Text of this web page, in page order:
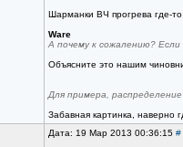
Шарманки ВЧ прогрева где-
Ware
А почему к сожалению? Если
Объясните это нашим
Для примера, распределение
Забавная картинка,
Дата: 19 Мар 2013 00:36:15 #